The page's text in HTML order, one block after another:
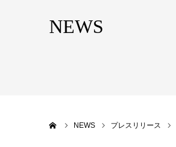
NEWS
NEWS プレスリリース